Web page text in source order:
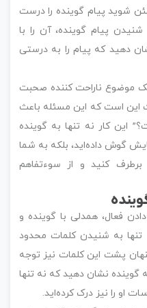
پیام گوینده را درست
پیام گوینده، آن را با
دهید که پیام را به درستی
موضوع ناراحت کننده صحبت
این است که این مسئله باعث
کار نه تنها به گوینده
گوش داده‌اید، بلکه به شما
کنید و از سوءتفاهم
فعال، همدلی با گوینده و
به شنیدن کلمات محدود
پشت این کلمات نیز توجه
نشان دهید که نه تنها
او را نیز درک کرده‌اید.